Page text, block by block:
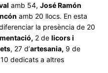
amb 54, José Ramón
amb 20 llocs. En esta
la presència de 20
2 de licors i
, 27 d’artesania, 9 de
dedicats a altres